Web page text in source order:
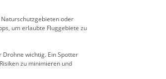
Naturschutzgebieten oder
um erlaubte Fluggebiete zu
Drohne wichtig. Ein Spotter
zu minimieren und